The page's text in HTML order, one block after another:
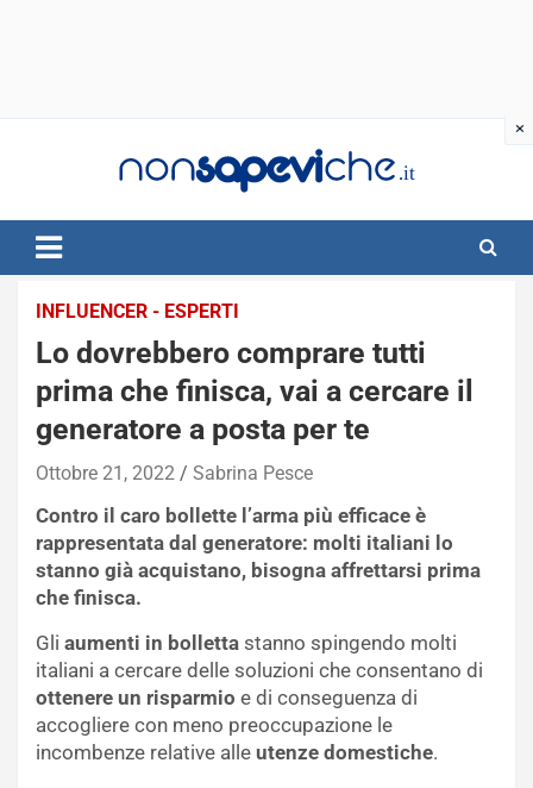
INFLUENCER - ESPERTI
Lo dovrebbero comprare tutti
prima che finisca, vai a cercare il
generatore a posta per te
Ottobre 21, 2022 Sabrina Pesce
Contro il caro bollette l’arma più efficace è
rappresentata dal generatore: molti italiani lo
stanno già acquistano, bisogna affrettarsi prima
che finisca.
Gli aumenti in bolletta stanno spingendo molti
italiani a cercare delle soluzioni che consentano di
ottenere un risparmio e di conseguenza di
accogliere con meno preoccupazione le
incombenze relative alle utenze domestiche.